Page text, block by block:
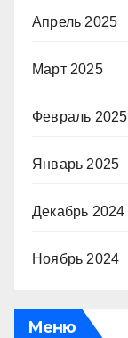
Апрель 2025
Март 2025
Февраль 2025
Январь 2025
Декабрь 2024
Ноябрь 2024
Меню